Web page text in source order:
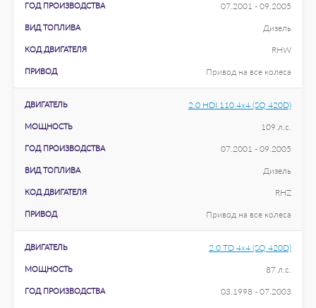
ГОД ПРОИЗВОДСТВА 07.2001 - 09.2005
ВИД ТОПЛИВА Дизель
КОД ДВИГАТЕЛЯ RHW
ПРИВОД Привод на все колеса
ДВИГАТЕЛЬ 2.0 HDI 110 4x4 (SQ 420D)
МОЩНОСТЬ 109 л.с.
ГОД ПРОИЗВОДСТВА 07.2001 - 09.2005
ВИД ТОПЛИВА Дизель
КОД ДВИГАТЕЛЯ RHZ
ПРИВОД Привод на все колеса
ДВИГАТЕЛЬ 2.0 TD 4x4 (SQ 420D)
МОЩНОСТЬ 87 л.с.
ГОД ПРОИЗВОДСТВА 03.1998 - 07.2003